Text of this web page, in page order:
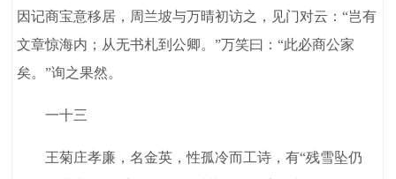
因记商宝意移居，周兰坡与万晴初访之，见门对云：“岂有
文章惊海内；从无书札到公卿。”万笑曰：“此必商公家
矣。”询之果然。
一十三
王菊庄孝廉，名金英，性孤冷而工诗，有“残雪坠仍